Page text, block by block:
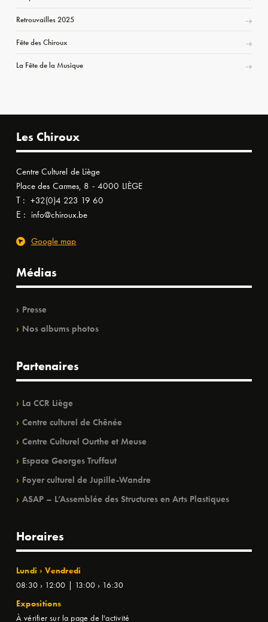
Retrouvailles 2025
Fête des Chiroux
La Fête de la Musique
Les Chiroux
Centre Culturel de Liège
Place des Carmes, 8 - 4000 LIÈGE
T : +32(0)4 223 19 60
E : info@chiroux.be
Google map
Médias
Presse
Nos albums photos
Partenaires
La CCR Liège
Centre culturel de Chênée
Centre Culturel Ourthe et Meuse
Espace Georges Truffaut
Foyer culturel de Jupille-Wandre
ASAP – L’Assemblée des Structures en Arts Plastiques
Horaires
Lundi › Vendredi
08:30 › 12:00 | 13:00 › 16:30
Expositions
À vérifier sur la page de l'activité